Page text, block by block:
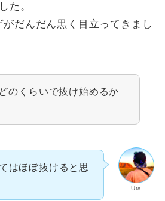
た。
だんだん黒く目立ってきまし
のくらいで抜け始めるか
Uta
はほぼ抜けると思